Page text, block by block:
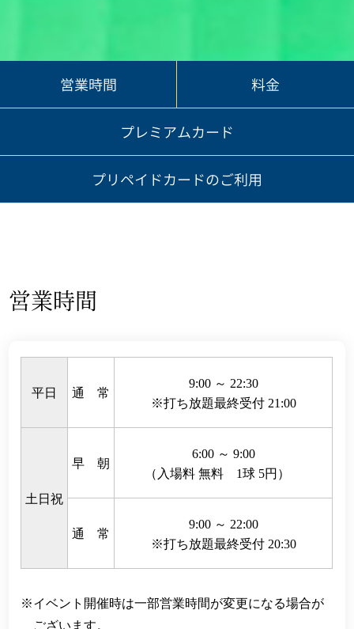
営業時間 料金
プレミアムカード
プリペイドカードのご利用
営業時間
平日 通 常
9:00 ～ 22:30
※打ち放題最終受付 21:00
土日祝
早 朝
6:00 ～ 9:00
（入場料 無料 1球 5円）
通 常
9:00 ～ 22:00
※打ち放題最終受付 20:30
イベント開催時は一部営業時間が変更になる場合が
ございます。